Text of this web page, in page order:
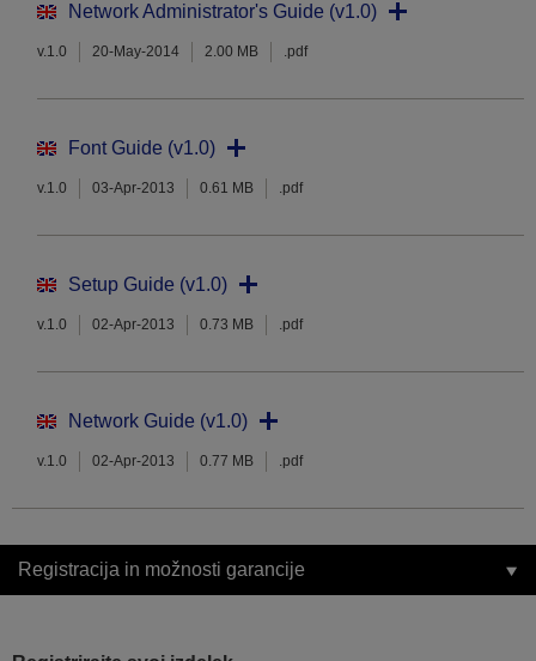
Network Administrator's Guide (v1.0)
v.1.0 20-May-2014 2.00 MB .pdf
Font Guide (v1.0)
v.1.0 03-Apr-2013 0.61 MB .pdf
Setup Guide (v1.0)
v.1.0 02-Apr-2013 0.73 MB .pdf
Network Guide (v1.0)
v.1.0 02-Apr-2013 0.77 MB .pdf
Registracija in možnosti garancije